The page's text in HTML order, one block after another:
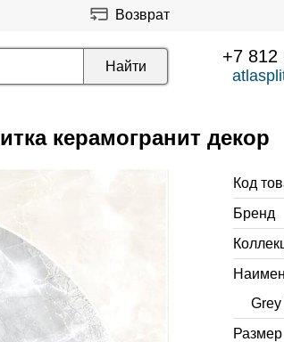
Возврат
+7 812
керамогранит декор
Код
Бренд
Размер